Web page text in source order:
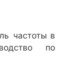
частоты в
по